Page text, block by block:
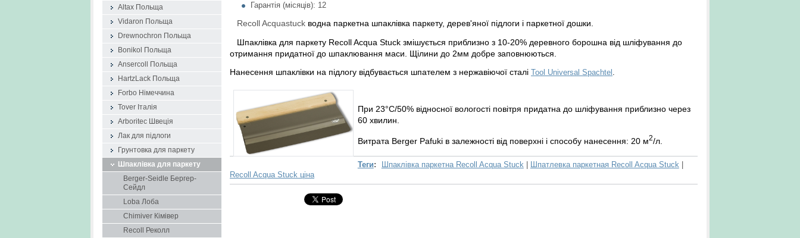
Гарантія (місяців): 12
Recoll Acquastuck водна паркетна шпаклівка паркету, дерев'яної підлоги і паркетної дошки.
Шпаклівка для паркету Recoll Acqua Stuck змішується приблизно з 10-20% деревного борошна від шліфування до
отримання придатної до шпаклювання маси. Щілини до 2мм добре заповнюються.
Нанесення шпаклівки на підлогу відбувається шпателем з нержавіючої сталі Tool Universal Spachtel .
При 23°C/50% відносної вологості повітря придатна до шліфування приблизно через
60 хвилин.
Витрата Berger Pafuki в залежності від поверхні і способу нанесення: 20 м2/л.
Теги: Шпаклівка паркетна Recoll Acqua Stuck Шпатлевка паркетная Recoll Acqua Stuck
Recoll Acqua Stuck ціна
Altax Польща
Vidaron Польща
Drewnochron Польща
Bonikol Польща
Ansercoll Польща
HartzLack Польща
Forbo Німеччина
Tover Італія
Arboritec Швеція
Лак для підлоги
Грунтовка для паркету
Шпаклівка для паркету
Berger-Seidle Бергер-
Сейдл
Loba Лоба
Chimiver Кімівер
Recoll Реколл